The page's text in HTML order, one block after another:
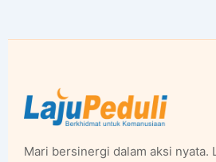
Mari bersinergi dalam aksi nyata.